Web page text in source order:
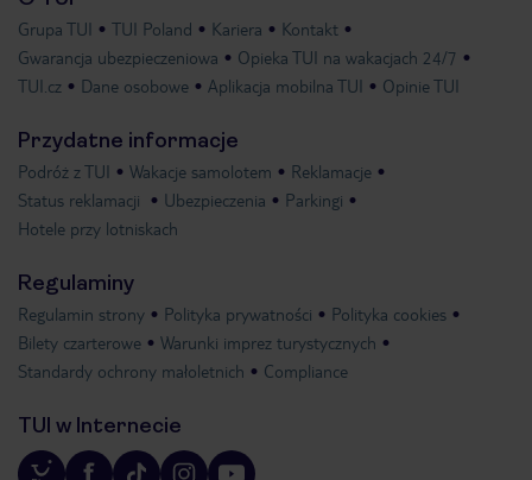
Grupa TUI TUI Poland Kariera
Kontakt
Gwarancja ubezpieczeniowa
Opieka TUI na wakacjach 24/7
TUI.cz
Dane osobowe Aplikacja mobilna TUI Opinie TUI
Przydatne informacje
Podróż z TUI Wakacje samolotem
Reklamacje
Status reklamacji
Ubezpieczenia
Parkingi
Hotele przy lotniskach
Regulaminy
Regulamin strony Polityka prywatności
Polityka cookies
Bilety czarterowe
Warunki imprez turystycznych
Standardy ochrony małoletnich
Compliance
TUI w Internecie